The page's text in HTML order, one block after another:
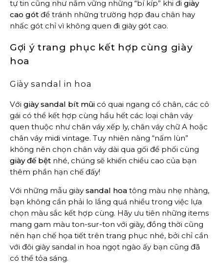
tự tin cũng như nắm vững những “bí kíp” khi đi giày
cao gót để tránh những trường hợp đau chân hay
nhấc gót chỉ vì không quen đi giày gót cao.
Gợi ý trang phục kết hợp cùng giày
hoa
Giày sandal in hoa
Với giày sandal bít mũi có quai ngang cổ chân, các cô
gái có thể kết hợp cùng hầu hết các loại chân váy
quen thuộc như chân váy xếp ly, chân váy chữ A hoặc
chân váy midi vintage. Tuy nhiên nàng “nấm lùn”
không nên chọn chân váy dài qua gối để phối cùng
giày đế bệt nhé, chúng sẽ khiến chiều cao của bạn
thêm phần hạn chế đấy!
Với những mẫu giày sandal hoa tông màu nhẹ nhàng,
bạn không cần phải lo lắng quá nhiều trong việc lựa
chọn màu sắc kết hợp cùng. Hãy ưu tiên những items
mang gam màu ton-sur-ton với giày, đồng thời cũng
nên hạn chế họa tiết trên trang phục nhé, bởi chỉ cần
với đôi giày sandal in hoa ngọt ngào ấy bạn cũng đã
có thể tỏa sáng.